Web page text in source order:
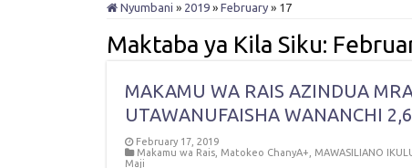
Nyumbani » 2019 » February » 17
Maktaba ya Kila Siku:
MAKAMU WA RAIS AZINDUA
UTAWANUFAISHA WANANCHI
February 17, 2019
Makamu wa Rais Matokeo ChanyA+ MAWASILIANO
Maji